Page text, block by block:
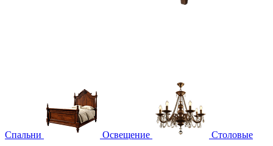
Спальни Освещение Столовые